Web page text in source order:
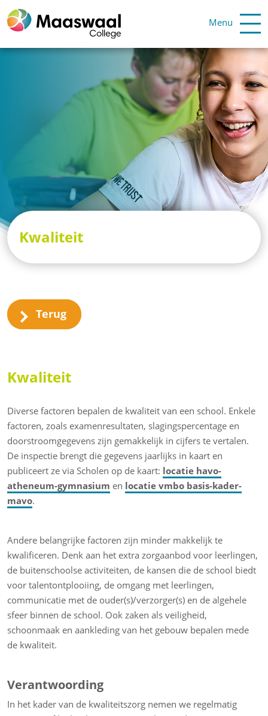
Menu
Kwaliteit
Terug
Kwaliteit
Diverse factoren bepalen de kwaliteit van een school. Enkele
factoren, zoals examenresultaten, slagingspercentage en
doorstroomgegevens zijn gemakkelijk in cijfers te vertalen.
De inspectie brengt die gegevens jaarlijks in kaart en
publiceert ze via Scholen op de kaart: locatie havo-
atheneum-gymnasium en locatie vmbo basis-kader-
mavo.
Andere belangrijke factoren zijn minder makkelijk te
kwalificeren. Denk aan het extra zorgaanbod voor leerlingen,
de buitenschoolse activiteiten, de kansen die de school biedt
voor talentontplooiing, de omgang met leerlingen,
communicatie met de ouder(s)/verzorger(s) en de algehele
sfeer binnen de school. Ook zaken als veiligheid,
schoonmaak en aankleding van het gebouw bepalen mede
de kwaliteit.
Verantwoording
In het kader van de kwaliteitszorg nemen we regelmatig